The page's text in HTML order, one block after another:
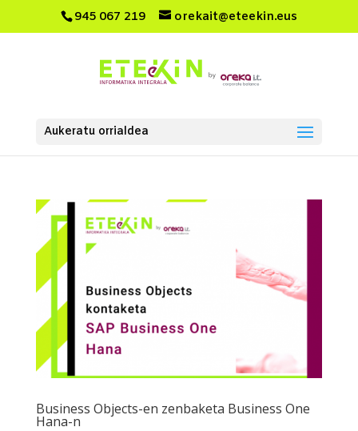
945 067 219 orekait@eteekin.eus
Aukeratu orrialdea
Business Objects-en zenbaketa Business One
Hana-n